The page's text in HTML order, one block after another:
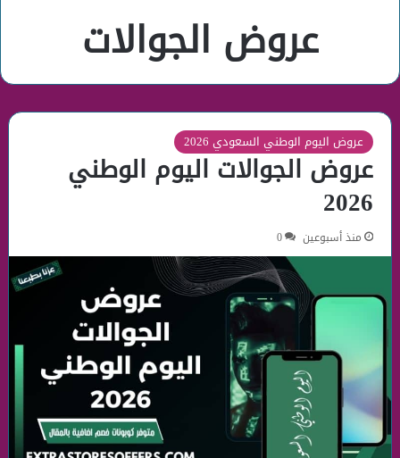
عروض الجوالات
عروض اليوم الوطني السعودي 2026
عروض الجوالات اليوم الوطني
2026
منذ أسبوعين 0